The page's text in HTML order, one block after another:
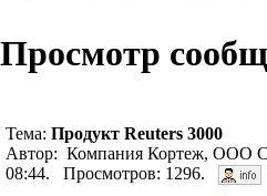
Просмотр
Тема: Продукт Reuters 3000
Автор: Компания Кортеж, ООО
08:44. Просмотров: 1296.